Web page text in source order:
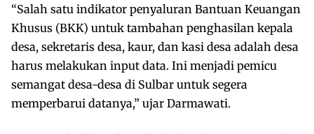
“Salah satu indikator penyaluran Bantuan Keuangan
Khusus (BKK) untuk tambahan penghasilan kepala
desa, sekretaris desa, kaur, dan kasi desa adalah desa
harus melakukan input data. Ini menjadi pemicu
semangat desa-desa di Sulbar untuk segera
memperbarui datanya,” ujar Darmawati.